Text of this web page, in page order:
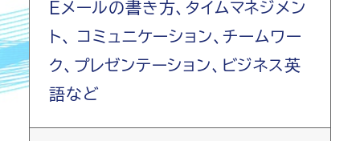
Eメールの書き方、タイムマネジメン
ト、 コミュニケーション、チームワー
ク、プレゼンテーション、ビジネス英
語など